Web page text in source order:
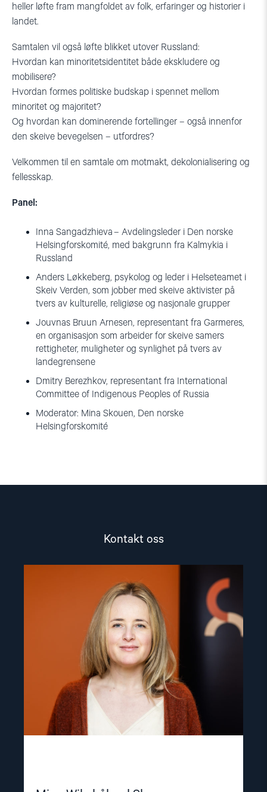
heller løfte fram mangfoldet av folk, erfaringer og historier i
landet.
Samtalen vil også løfte blikket utover Russland:
Hvordan kan minoritetsidentitet både ekskludere og
mobilisere?
Hvordan formes politiske budskap i spennet mellom
minoritet og majoritet?
Og hvordan kan dominerende fortellinger – også innenfor
den skeive bevegelsen – utfordres?
Velkommen til en samtale om motmakt, dekolonialisering og
fellesskap.
Panel:
Inna Sangadzhieva – Avdelingsleder i Den norske
Helsingforskomité, med bakgrunn fra Kalmykia i
Russland
Anders Løkkeberg, psykolog og leder i Helseteamet i
Skeiv Verden, som jobber med skeive aktivister på
tvers av kulturelle, religiøse og nasjonale grupper
Jouvnas Bruun Arnesen, representant fra Garmeres,
en organisasjon som arbeider for skeive samers
rettigheter, muligheter og synlighet på tvers av
landegrensene
Dmitry Berezhkov, representant fra International
Committee of Indigenous Peoples of Russia
Moderator: Mina Skouen, Den norske
Helsingforskomité
Kontakt oss
"Mina
Wikshåland
Skouen"